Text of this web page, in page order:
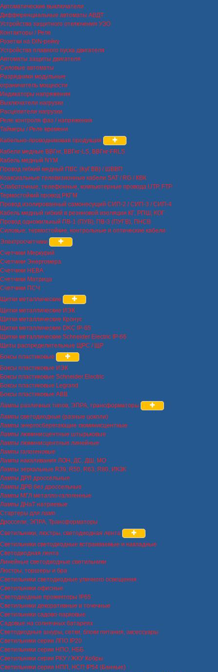
Автоматические выключатели
Дифференциальные автоматы АВДТ
Устройства защитного отключения УЗО
Контакторы / Реле
Розетки на DIN-рейку
Устройства плавного пуска двигателя
Автоматы защиты двигателя
Силовые автоматы
Разрядники модульные
ограничитель мощности
Индикаторы напряжения
Выключатели нагрузки
Расцепители нагрузки
Реле контроля фаз / напряжения
Таймеры / Реле времени
Кабельно-проводниковая продукция
Кабели медные ВВГнг, ВВГнг-LS, ВВГнг-FRLS
Кабель медный NYM
Провод гибкий медный ПВС (КуГВВ) / ШВВП
Коаксиальные телевизионные кабели SAT / RG / КВК
Слаботочные, телефонные, компьютерные провода UTP, FTP
Термостойкий провод РКГМ
Провод изолированный самонесущий СИП-2 / СИП-3 / СИП-4
Кабель медный гибкий в резиновой изоляции КГ, РПШ, КОГ
Провод одножильный ПВ-1 (ПУВ), ПВ-3 (ПУГВ), ПНСВ
Силовые, термостойкие, контрольные и оптические кабели
Электросчетчики
Счетчики Меркурий
Счетчики Энергомера
Счетчики НЕВА
Счетчики Матрица
Счетчики ПСЧ
Щитки металлические
Щитки металлические ИЭК
Щитки металлические Кронус
Щитки металлические DKC IP-65
Щитки металлические Schneider Electric IP-66
Щиты распределительные ЩРС / ЩР
Боксы пластиковые
Боксы пластиковые ИЭК
Боксы пластиковые Schneider Electric
Боксы пластиковые Legrand
Боксы пластиковые ABB
Лампы различных типов, ЭПРА, трансформаторы
Лампы светодиодные (разные цоколи)
Лампы энергосберегающие люминисцентные
Лампы люминисцентные штырьковые
Лампы люминисцентные линейные
Лампы галогеновые
Лампы накаливания ЛОН, ДС, ДШ, МО
Лампы зеркальные R39, R50, R63, R80, ИКЗК
Лампы ДРЛ дроссельные
Лампы ДРВ без дроссельные
Лампы МГЛ металло-галогенные
Лампы ДНаТ натриевые
Стартеры для ламп
Дроссели, ЭПРА, Трансформаторы
Светильники, люстры, светодиодная лента
Светильники светодиодные встраиваемые и накладные
Светодиодная лента
Линейные светодиодные светильники
Люстры, торшеры и бра
Светильники светодиодные уличного освещения
Светильники офисные
Светодиодные прожекторы IP65
Светильники декоративные и точечные
Светильники садово-парковые
Садовые на солнечных батареях
Светодиодные шнуры, сетки, блоки питания, аксессуары
Светильники серии ЛПО IP20
Светильники серии НПО, НББ
Светильники серии РКУ / ЖКУ Кобры
Светильники серии НПП, НСП IP54 (Банные)